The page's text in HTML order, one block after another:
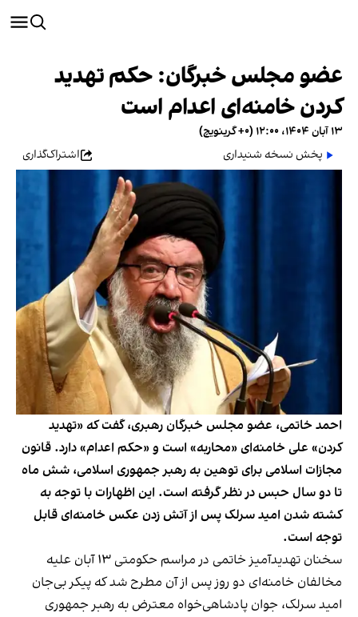
عضو مجلس خبرگان: حکم تهدید
کردن خامنه‌ای اعدام است
۱۳ آبان ۱۴۰۴، ۱۲:۰۰ (‎+۰ گرینویچ)
پخش نسخه شنیداری
اشتراک‌گذاری
احمد خاتمی، عضو مجلس خبرگان رهبری، گفت که «تهدید
کردن» علی خامنه‌ای «محاربه» است و «حکم اعدام» دارد. قانون
مجازات اسلامی برای توهین به رهبر جمهوری اسلامی، شش ماه
تا دو سال حبس در نظر گرفته است. این اظهارات با توجه به
کشته شدن امید سرلک پس از آتش زدن عکس خامنه‌ای قابل
توجه است.
سخنان تهدیدآمیز خاتمی در مراسم حکومتی ۱۳ آبان علیه
مخالفان خامنه‌ای دو روز پس از آن مطرح شد که پیکر بی‌جان
امید سرلک، جوان پادشاهی‌خواه معترض به رهبر جمهوری